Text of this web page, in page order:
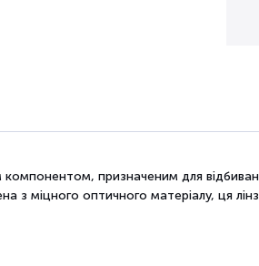
призначеним для
з міцного оптичного матеріалу, ця